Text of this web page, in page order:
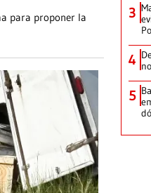
para proponer la
3
4
5